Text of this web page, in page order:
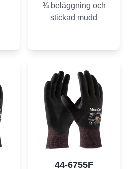
¾ beläggning och
stickad mudd
44-6755F